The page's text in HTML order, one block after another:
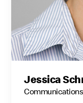
Jessica